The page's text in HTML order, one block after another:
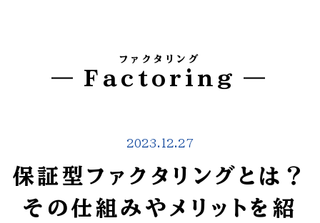
ファクタリング
Factoring
2023.12.27
保証型ファクタリングとは？
その仕組みやメリットを紹